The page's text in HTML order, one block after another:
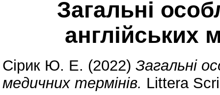
Загальні
англійських
Сірик Ю. Е. (2022) Загальні
медичних термінів. Littera